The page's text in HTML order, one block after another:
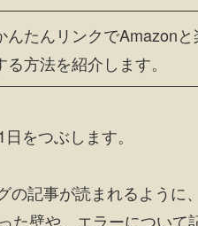
たんリンクでAmazon
方法を紹介します。
をつぶします。
記事が読まれるように
壁や、エラーについて